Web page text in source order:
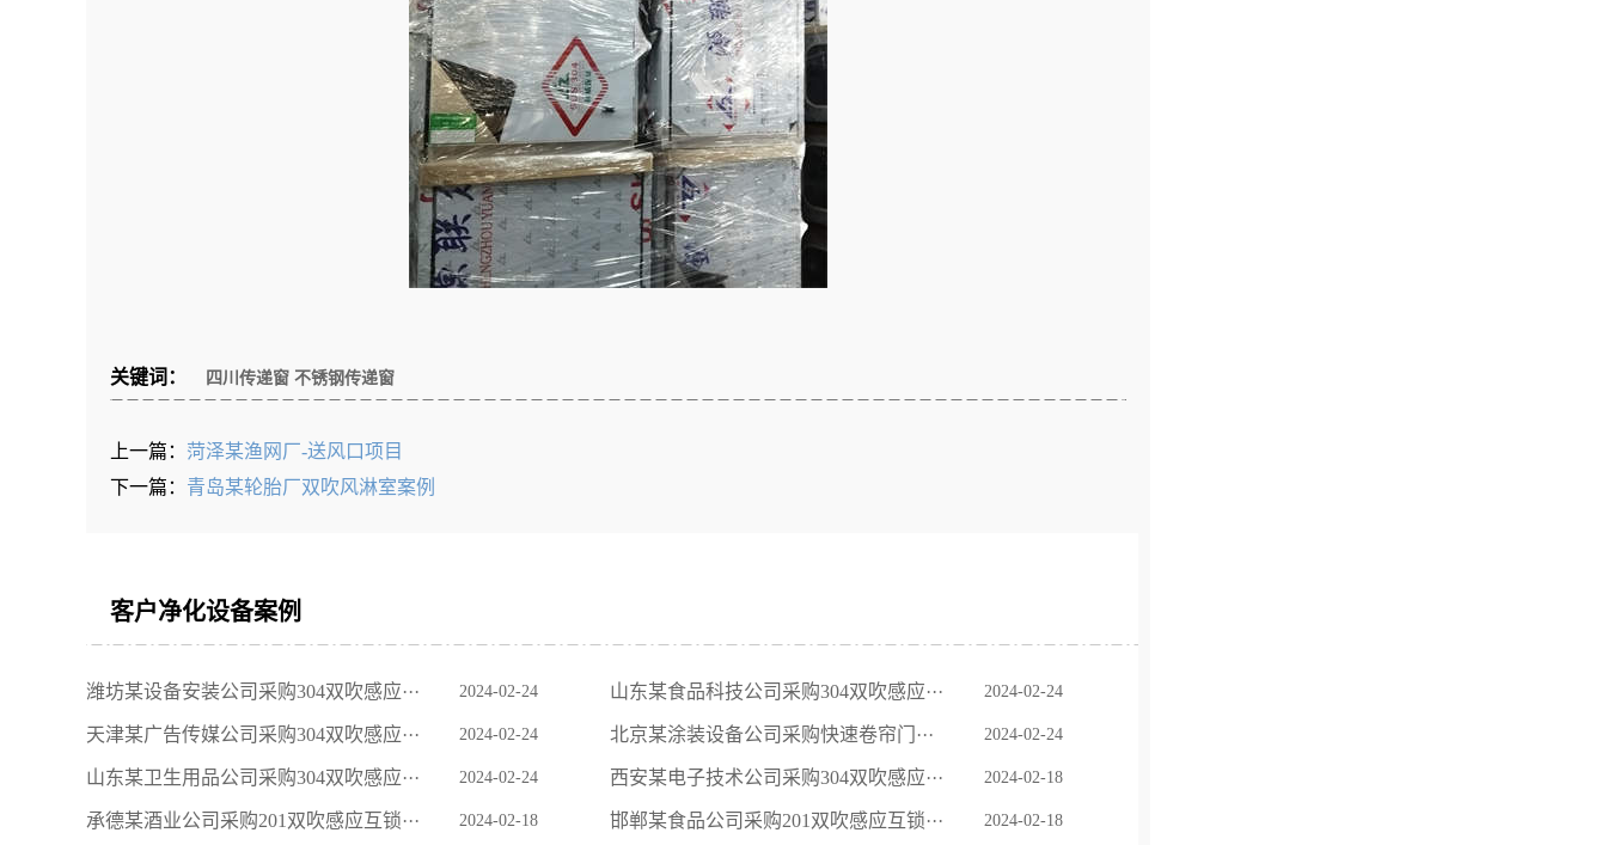
关键词： 四川传递窗 不锈钢传递窗
上一篇： 菏泽某渔网厂-送风口项目
下一篇： 青岛某轮胎厂双吹风淋室案例
客户净化设备案例
潍坊某设备安装公司采购304双吹感应··· 2024-02-24 山东某食品科技公司采购304双吹感应··· 2024-02-24
天津某广告传媒公司采购304双吹感应··· 2024-02-24 北京某涂装设备公司采购快速卷帘门··· 2024-02-24
山东某卫生用品公司采购304双吹感应··· 2024-02-24 西安某电子技术公司采购304双吹感应··· 2024-02-18
承德某酒业公司采购201双吹感应互锁··· 2024-02-18 邯郸某食品公司采购201双吹感应互锁··· 2024-02-18